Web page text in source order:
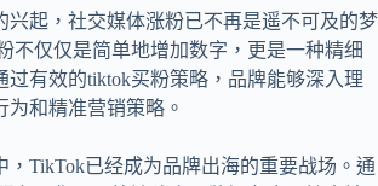
兴起，社交媒体涨粉已不再是遥不可及的梦
不仅仅是简单地增加数字，更是一种精细
过有效的tiktok买粉策略，品牌能够深入理
和精准营销策略。
，TikTok已经成为品牌出海的重要战场。通